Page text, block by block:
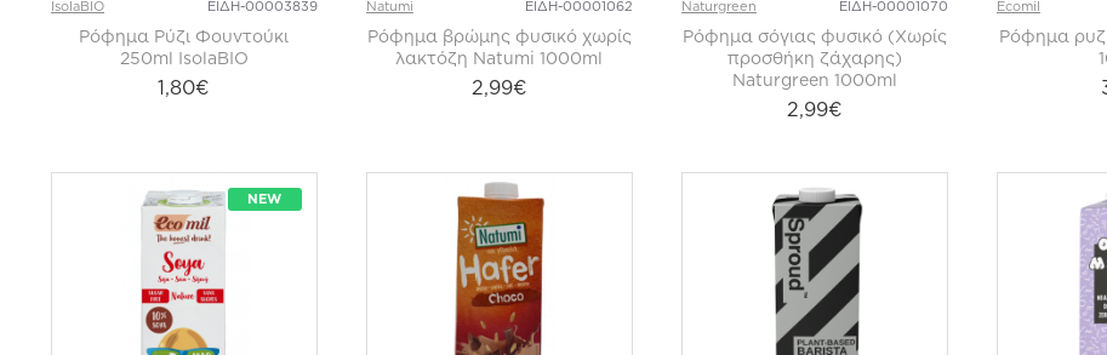
IsolaBIO ΕΙΔΗ-00003839
Ρόφημα Ρύζι Φουντούκι
250ml IsolaBIO
1,80€
Natumi ΕΙΔΗ-00001062
Ρόφημα βρώμης φυσικό χωρίς
λακτόζη Natumi 1000ml
2,99€
Naturgreen ΕΙΔΗ-00001070
Ρόφημα σόγιας φυσικό (Χωρίς
προσθήκη ζάχαρης)
Naturgreen 1000ml
2,99€
Ecomil
Ρόφημα
NEW